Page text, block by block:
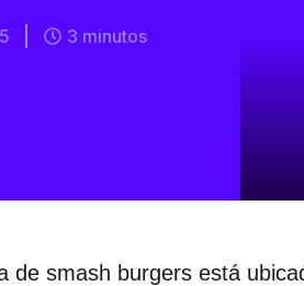
3 minutos
de smash burgers está